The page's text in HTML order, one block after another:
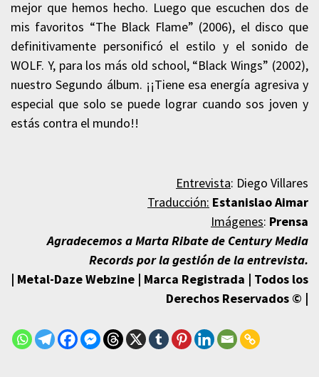
mejor que hemos hecho. Luego que escuchen dos de
mis favoritos “The Black Flame” (2006), el disco que
definitivamente personificó el estilo y el sonido de
WOLF. Y, para los más old school, “Black Wings” (2002),
nuestro Segundo álbum. ¡¡Tiene esa energía agresiva y
especial que solo se puede lograr cuando sos joven y
estás contra el mundo!!
Entrevista: Diego Villares
Traducción: Estanislao Aimar
Imágenes: Prensa
Agradecemos a Marta Ribate de Century Media
Records por la gestión de la entrevista.
| Metal-Daze Webzine | Marca Registrada | Todos los
Derechos Reservados © |